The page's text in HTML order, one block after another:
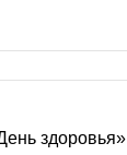
здоровья»